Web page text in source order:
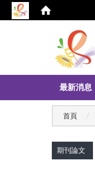
最新消息
首頁
期刊論文